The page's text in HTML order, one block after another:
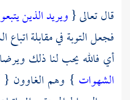
قال تعالى {ويريد الذين
فجعل التوبة في مقابلة
أي فالله يحب لنا ذلك
الشهوات } وهم الغاوون {